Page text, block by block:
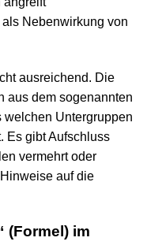
Nebenwirkung von
ausreichend. Die
aus dem sogenannten
welchen Untergruppen
Es gibt Aufschluss
vermehrt oder
auf die
(Formel) im